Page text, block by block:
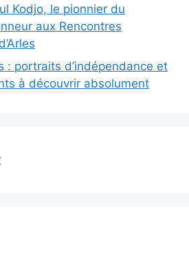
Kodjo, le pionnier du
aux Rencontres
: portraits d’indépendance et
à découvrir absolument